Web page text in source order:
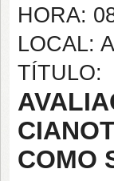
HORA:
LOCAL:
TÍTULO:
COMO